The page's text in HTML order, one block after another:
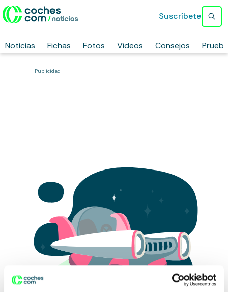
Noticias Fichas Fotos Vídeos Consejos
Suscríbete
Publicidad